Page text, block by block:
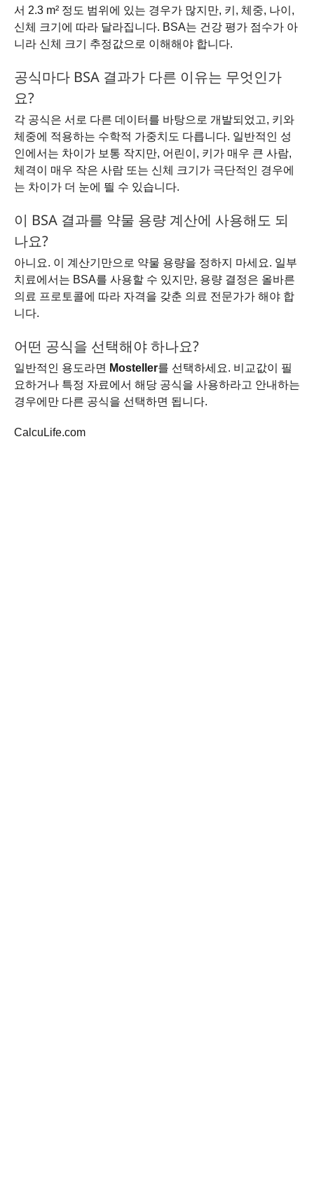
서 2.3 m² 정도 범위에 있는 경우가 많지만, 키, 체중, 나이,
신체 크기에 따라 달라집니다. BSA는 건강 평가 점수가 아
니라 신체 크기 추정값으로 이해해야 합니다.
공식마다 BSA 결과가 다른 이유는 무엇인가
요?
각 공식은 서로 다른 데이터를 바탕으로 개발되었고, 키와
체중에 적용하는 수학적 가중치도 다릅니다. 일반적인 성
인에서는 차이가 보통 작지만, 어린이, 키가 매우 큰 사람,
체격이 매우 작은 사람 또는 신체 크기가 극단적인 경우에
는 차이가 더 눈에 띌 수 있습니다.
이 BSA 결과를 약물 용량 계산에 사용해도 되
나요?
아니요. 이 계산기만으로 약물 용량을 정하지 마세요. 일부
치료에서는 BSA를 사용할 수 있지만, 용량 결정은 올바른
의료 프로토콜에 따라 자격을 갖춘 의료 전문가가 해야 합
니다.
어떤 공식을 선택해야 하나요?
일반적인 용도라면 Mosteller를 선택하세요. 비교값이 필
요하거나 특정 자료에서 해당 공식을 사용하라고 안내하는
경우에만 다른 공식을 선택하면 됩니다.
CalcuLife.com